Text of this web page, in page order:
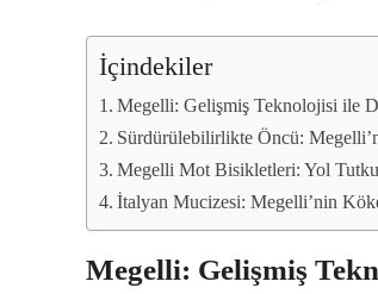
İçindekiler
Megelli: Gelişmiş Teknolojisi ile
Sürdürülebilirlikte Öncü:
Megelli Mot Bisikletleri: Yol
İtalyan Mucizesi: Megelli’nin
Megelli: Gelişmiş